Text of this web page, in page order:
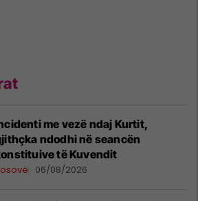
me vezë ndaj Kurtit,
ndodhi në seancën
të Kuvendit
06/08/2026